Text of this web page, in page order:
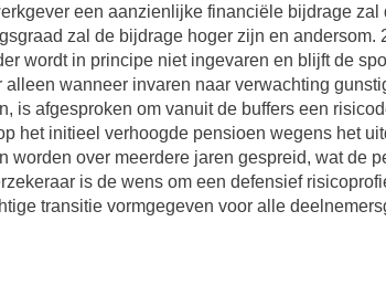
een aanzienlijke financiële bijdrage
zal de bijdrage hoger zijn en andersom.
wordt in principe niet ingevaren en blijft de
wanneer invaren naar verwachting
afgesproken om vanuit de buffers een
het initieel verhoogde pensioen wegens het
over meerdere jaren gespreid, wat de
is de wens om een defensief
transitie vormgegeven voor alle